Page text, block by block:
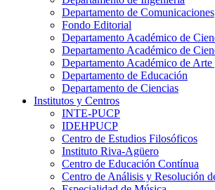
Departamento de Comunicaciones
Fondo Editorial
Departamento Académico de
Departamento Académico de
Departamento Académico de
Departamento de Educación
Departamento de Ciencias
Institutos y Centros
INTE-PUCP
IDEHPUCP
Centro de Estudios Filosóficos
Instituto Riva-Agüero
Centro de Educación Contínua
Centro de Análisis y Resolución